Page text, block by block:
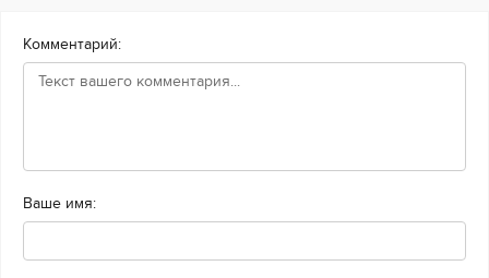
Комментарий:
Ваше имя: